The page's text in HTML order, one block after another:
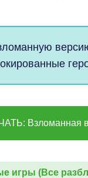
Взломанная
игры (Все